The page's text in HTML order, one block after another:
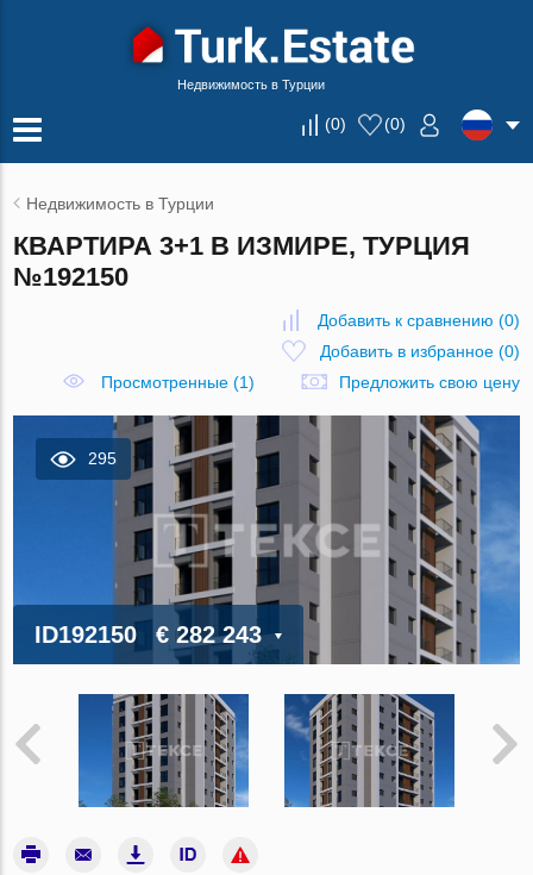
Недвижимость в Турции
(0) (0)
Недвижимость в Турции
КВАРТИРА 3+1 В ИЗМИРЕ, ТУРЦИЯ
№192150
Добавить к сравнению (0)
Добавить в избранное(0)
Просмотренные (1)
Предложить свою цену
295
ID192150 € 282 243